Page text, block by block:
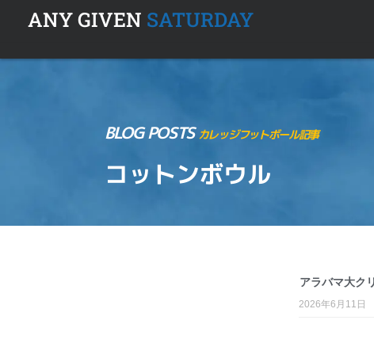
ANY GIVEN SATURDAY
BLOG POSTSカレッジフットボール記事
コットンボウル
アラバマ大ク
2026年6月11日